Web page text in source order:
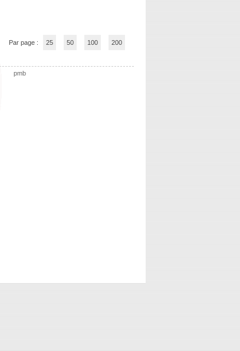
Par page : 25 50 100 200
pmb